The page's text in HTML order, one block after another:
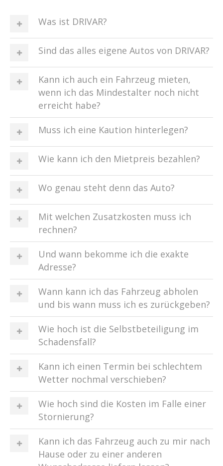
Was ist DRIVAR?
Sind das alles eigene Autos von DRIVAR?
Kann ich auch ein Fahrzeug mieten,
wenn ich das Mindestalter noch nicht
erreicht habe?
Muss ich eine Kaution hinterlegen?
Wie kann ich den Mietpreis bezahlen?
Wo genau steht denn das Auto?
Mit welchen Zusatzkosten muss ich
rechnen?
Und wann bekomme ich die exakte
Adresse?
Wann kann ich das Fahrzeug abholen
und bis wann muss ich es zurückgeben?
Wie hoch ist die Selbstbeteiligung im
Schadensfall?
Kann ich einen Termin bei schlechtem
Wetter nochmal verschieben?
Wie hoch sind die Kosten im Falle einer
Stornierung?
Kann ich das Fahrzeug auch zu mir nach
Hause oder zu einer anderen